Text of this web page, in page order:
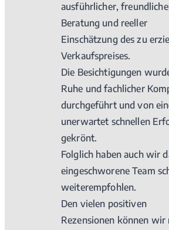
ausführlicher,
Beratung und reeller
Einschätzung des zu
Verkaufspreises.
Die Besichtigungen
Ruhe und fachlicher
durchgeführt und von
unerwartet schnellen
gekrönt.
Folglich haben auch wir
eingeschworene Team
weiterempfohlen.
Den vielen positiven
Rezensionen können wir